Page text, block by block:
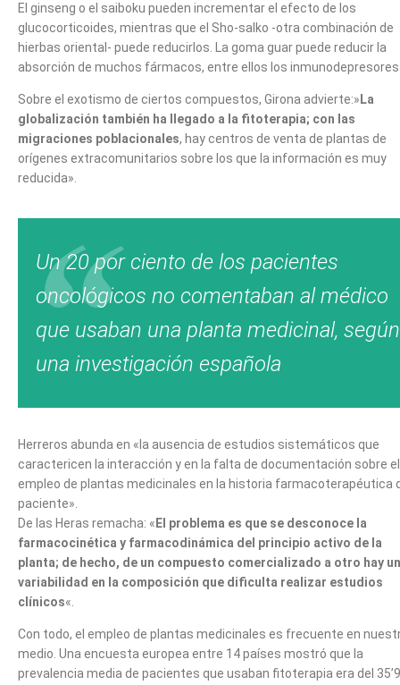
El ginseng o el saiboku pueden incrementar el efecto de los
glucocorticoides, mientras que el Sho-salko -otra combinación de
hierbas oriental- puede reducirlos. La goma guar puede reducir la
absorción de muchos fármacos, entre ellos los
Sobre el exotismo de ciertos compuestos, Girona advierte:» La
globalización también ha llegado a la fitoterapia; con las
migraciones poblacionales, hay centros de venta de plantas de
orígenes extracomunitarios sobre los que la información es muy
reducida».
Un 20 por ciento de los pacientes
oncológicos no comentaban al médico
que usaban una planta medicinal, según
una investigación española
Herreros abunda en «la ausencia de estudios sistemáticos que
caractericen la interacción y en la falta de documentación sobre el
empleo de plantas medicinales en la historia farmacoterapéutica
paciente».
De las Heras remacha: « El problema es que se desconoce la
farmacocinética y farmacodinámica del principio activo de la
planta; de hecho, de un compuesto comercializado a otro hay
variabilidad en la composición que dificulta realizar estudios
clínicos«.
Con todo, el empleo de plantas medicinales es frecuente en
medio. Una encuesta europea entre 14 países mostró que la
prevalencia media de pacientes que usaban fitoterapia era del 35’9